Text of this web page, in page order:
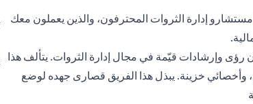
إدارة الثروات المحترفون، والذين يعملون معك
وإرشادات قيّمة في مجال إدارة الثروات. يتألف هذا
خزينة. يبذل هذا الفريق قصارى جهده لوضع